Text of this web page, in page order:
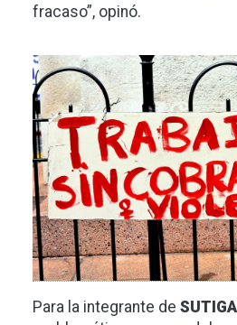
fracaso”, opinó.
Imagen
Para la integrante de SUTIGA